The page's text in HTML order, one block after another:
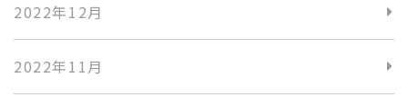
2022年12月
2022年11月